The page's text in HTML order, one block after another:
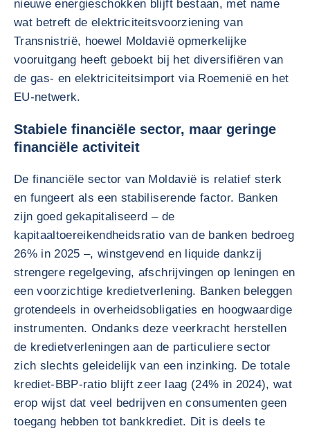
nieuwe energieschokken blijft bestaan, met name
wat betreft de elektriciteitsvoorziening van
Transnistrië, hoewel Moldavië opmerkelijke
vooruitgang heeft geboekt bij het diversifiëren van
de gas- en elektriciteitsimport via Roemenië en het
EU-netwerk.
Stabiele financiële sector, maar geringe
financiële activiteit
De financiële sector van Moldavië is relatief sterk
en fungeert als een stabiliserende factor. Banken
zijn goed gekapitaliseerd – de
kapitaaltoereikendheidsratio van de banken bedroeg
26% in 2025 –, winstgevend en liquide dankzij
strengere regelgeving, afschrijvingen op leningen en
een voorzichtige kredietverlening. Banken beleggen
grotendeels in overheidsobligaties en hoogwaardige
instrumenten. Ondanks deze veerkracht herstellen
de kredietverleningen aan de particuliere sector
zich slechts geleidelijk van een inzinking. De totale
krediet-BBP-ratio blijft zeer laag (24% in 2024), wat
erop wijst dat veel bedrijven en consumenten geen
toegang hebben tot bankkrediet. Dit is deels te